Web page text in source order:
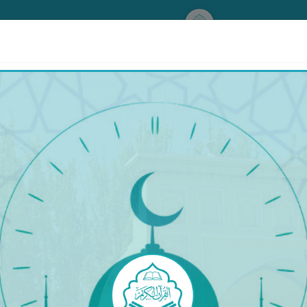
لِمَنْ أَرَادَ أَن يُتِمَّ الرَّضَاعَةَ ۚ وَعَلَى
بِوَلَدِهَا وَلَا مَوْلُودٌ لَّهُ بِوَلَدِهِ ۚ وَعَلَى
وَإِنْ أَرَدتُّمْ أَن تَسْتَرْضِعُوا أَوْلَادَكُمْ